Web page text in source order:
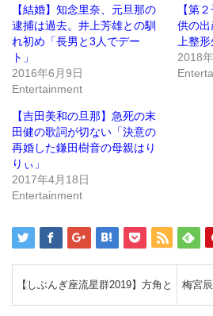
(新
し
い
ウ
ィ
ウ
で
開
ま
す)
ッ
ク
し
て
く
い
(新
し
ウ
ィ
ン
ド
ウ
き
ま
す)
【結婚】知念里奈、元旦那の
逮捕は過去。井上芳雄との馴
れ初め「長男と3人でデー
ト」
2016年6月9日
Entertainment
【第
供の
上整
2018
【吉田美和の旦那】急死の末
田健の歌詞が切ない「決意の
再婚した鎌田樹音の母親はり
りぃ」
2017年4月18日
Entertainment
【しぶんぎ座流星群2019】方角と 梅宮